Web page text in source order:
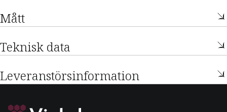
Mått
Teknisk data
Leveranstörsinformation